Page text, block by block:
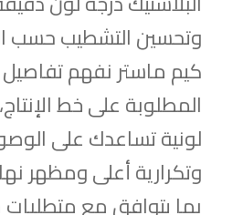
وتحسين التشطيب حسب
كيم ماستر نفهم
المطلوبة على خط
لونية تساعدك على
وتكرارية أعلى ومظهر
بما يتوافق مع